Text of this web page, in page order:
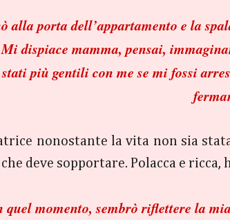
alla porta dell’appartamento e la
dispiace mamma, pensai,
stati più gentili con me se mi fossi
nonostante la vita non sia
deve sopportare. Polacca e
momento, sembrò riflettere la